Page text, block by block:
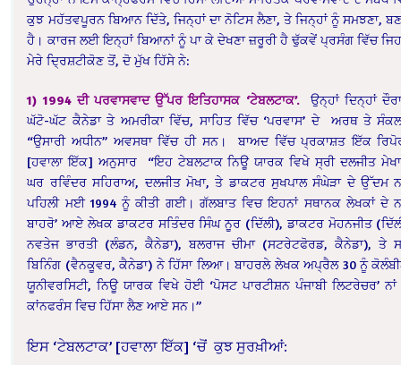
ਕੁਝ ਮਹੱਤਵਪੂਰਨ ਬਿਆਨ ਦਿੱਤੇ, ਜਿਨ੍ਹਾਂ ਦਾ ਨੋਟਿਸ ਲੈਣਾ, ਤੇ ਜਿਨ੍ਹਾਂ ਨੂੰ ਸਮਝਣਾ,
ਹੈ। ਕਾਰਜ ਲਈ ਇਨ੍ਹਾਂ ਬਿਆਨਾਂ ਨੂੰ ਪਾ ਕੇ ਦੇਖਣਾ ਜ਼ਰੂਰੀ ਹੈ ਢੁੱਕਵੇਂ ਪ੍ਰਸੰਗ ਵਿੱਚ
ਮੇਰੇ ਦ੍ਰਿਸ਼ਟੀਕੋਣ ਤੋਂ, ਦੋ ਮੁੱਖ ਹਿੱਸੇ ਨੇ:
1) 1994ਦੀ ਪਰਵਾਸਵਾਦ ਉੱਪਰ ਇਤਿਹਾਸਕ ‘ਟੇਬਲਟਾਕ’.ਉਨ੍ਹਾਂ ਦਿਨ੍ਹਾਂ
ਘੱਟੋ-ਘੱਟ ਕੈਨੇਡਾ ਤੇ ਅਮਰੀਕਾ ਵਿੱਚ, ਸਾਹਿਤ ਵਿੱਚ ‘ਪਰਵਾਸ’ ਦੇ ਅਰਥ ਤੇ
“ਉਸਾਰੀ ਅਧੀਨ” ਅਵਸਥਾ ਵਿੱਚ ਹੀ ਸਨ। ਬਾਅਦ ਵਿੱਚ ਪ੍ਰਕਾਸ਼ਤ ਇੱਕ
[ਹਵਾਲਾ ਇੱਕ] ਅਨੁਸਾਰ “ਇਹ ਟੇਬਲਟਾਕ ਨਿਊ ਯਾਰਕ ਵਿਖੇ ਸ੍ਰੀ ਦਲਜੀਤ
ਘਰ ਰਵਿੰਦਰ ਸਹਿਰਾਅ, ਦਲਜੀਤ ਮੋਖਾ, ਤੇ ਡਾਕਟਰ ਸੁਖਪਾਲ ਸੰਘੇੜਾ ਦੇ ਉੱਦਮ
ਪਹਿਲੀ ਮਈ 1994 ਨੂੰ ਕੀਤੀ ਗਈ। ਗੱਲਬਾਤ ਵਿਚ ਇਹਨਾਂ ਸਥਾਨਕ ਲੇਖਕਾਂ ਦੇ
ਬਾਹਰੋ’ ਆਏ ਲੇਖਕ ਡਾਕਟਰ ਸਤਿੰਦਰ ਸਿੰਘ ਨੂਰ (ਦਿੱਲੀ), ਡਾਕਟਰ ਮੋਹਨਜੀਤ
ਨਵਤੇਜ ਭਾਰਤੀ (ਲੰਡਨ, ਕੈਨੇਡਾ), ਬਲਰਾਜ ਚੀਮਾ (ਸਟਰੇਟਫੋਰਡ, ਕੈਨੇਡਾ), ਤੇ
ਬਿਨਿੰਗ (ਵੈਨਕੂਵਰ, ਕੈਨੇਡਾ) ਨੇ ਹਿੱਸਾ ਲਿਆ। ਬਾਹਰਲੇ ਲੇਖਕ ਅਪ੍ਰੈਲ 30 ਨੂੰ
ਯੂਨੀਵਰਸਿਟੀ, ਨਿਊ ਯਾਰਕ ਵਿਖੇ ਹੋਈ ‘ਪੋਸਟ ਪਾਰਟੀਸ਼ਨ ਪੰਜਾਬੀ ਲਿਟਰੇਚਰ’ ਨਾਂ
ਕਾਂਨਫਰੰਸ ਵਿਚ ਹਿੱਸਾ ਲੈਣ ਆਏ ਸਨ।”
ਇਸ ‘ਟੇਬਲਟਾਕ’ [ਹਵਾਲਾ ਇੱਕ] ‘ਚੋਂ ਕੁਝ ਸੁਰਖ਼ੀਆਂ: